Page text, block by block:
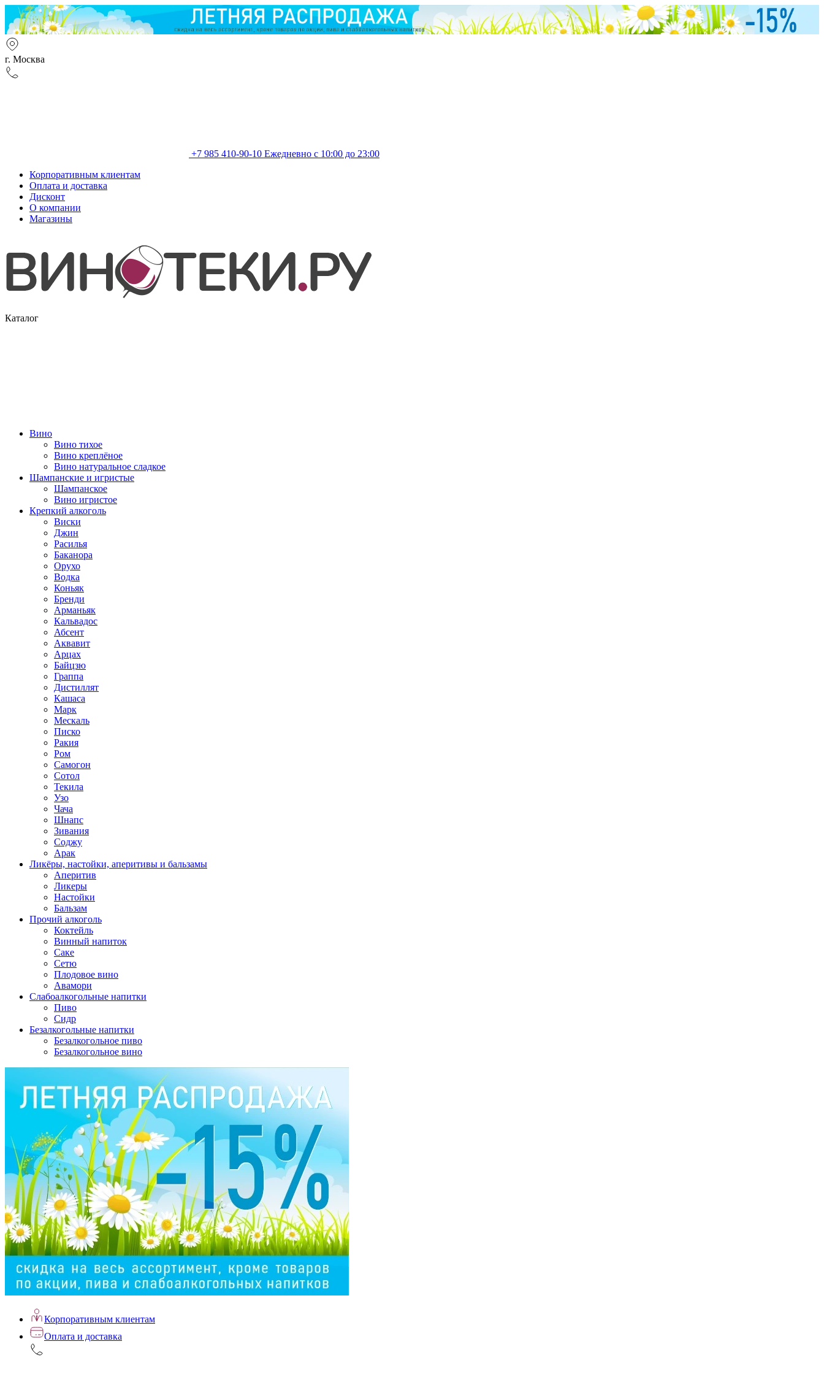
г. Москва
+7 985 410-90-10 Ежедневно с 10:00 до 23:00
Корпоративным клиентам
Оплата и доставка
Дисконт
О компании
Магазины
Каталог
Вино
Вино тихое
Вино креплёное
Вино натуральное сладкое
Шампанские и игристые
Шампанское
Вино игристое
Крепкий алкоголь
Виски
Джин
Расилья
Баканора
Орухо
Водка
Коньяк
Бренди
Арманьяк
Кальвадос
Абсент
Аквавит
Арцах
Байцзю
Граппа
Дистиллят
Кашаса
Марк
Мескаль
Писко
Ракия
Ром
Самогон
Сотол
Текила
Узо
Чача
Шнапс
Зивания
Соджу
Арак
Ликёры, настойки, аперитивы и бальзамы
Аперитив
Ликеры
Настойки
Бальзам
Прочий алкоголь
Коктейль
Винный напиток
Саке
Сетю
Плодовое вино
Авамори
Слабоалкогольные напитки
Пиво
Сидр
Безалкогольные напитки
Безалкогольное пиво
Безалкогольное вино
Корпоративным клиентам
Оплата и доставка